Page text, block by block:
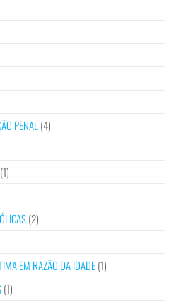
PENAL (4)
(1)
(2)
EM RAZÃO DA IDADE(1)
(1)